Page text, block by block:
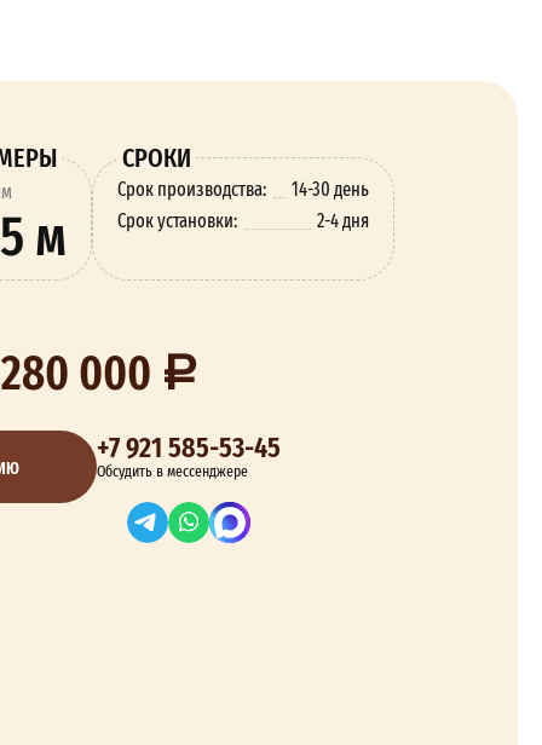
м
СРОКИ
Срок производства:
14-30 день
Срок установки:
2-4 дня
000
+7 921 585-53-45
Обсудить в мессенджере